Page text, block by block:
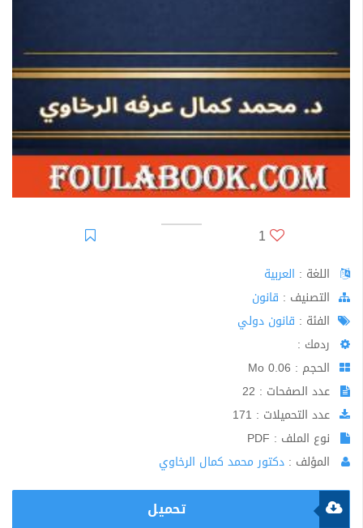
1
اللغة : العربية
اﻟﺘﺼﻨﻴﻒ : قانون
الفئة : قانون دولي
ردمك :
الحجم : 0.06 Mo
عدد الصفحات : 22
عدد التحميلات : 171
نوع الملف : PDF
المؤلف : دكتور محمد كمال الرخاوي
تحميل